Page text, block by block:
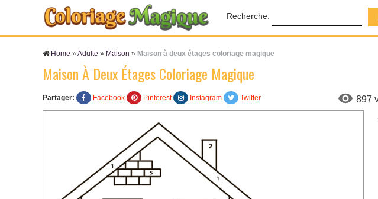
Recherche:
Home »Adulte » Maison » Maison à deux étages coloriage magique
Maison À Deux Étages Coloriage Magique
Partager: Facebook Pinterest Instagram Twitter 897